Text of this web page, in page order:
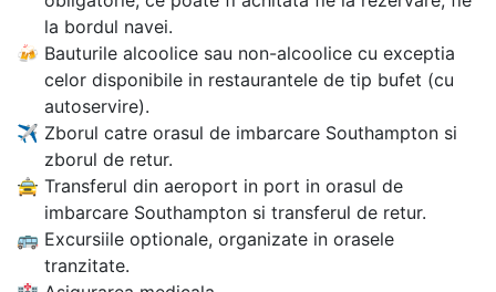
la bordul navei.
🍻 Bauturile alcoolice sau non-alcoolice cu exceptia
celor disponibile in restaurantele de tip bufet (cu
autoservire).
✈ Zborul catre orasul de imbarcare Southampton si
zborul de retur.
🚖 Transferul din aeroport in port in orasul de
imbarcare Southampton si transferul de retur.
🚌 Excursiile optionale, organizate in orasele
tranzitate.